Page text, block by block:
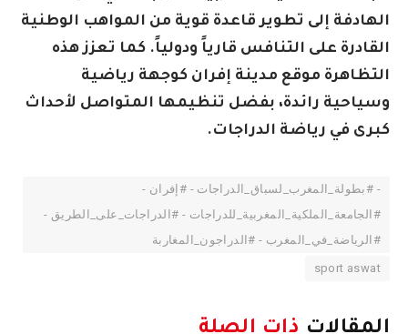
الهادفة إلى تطوير قاعدة قوية من المواهب الوطنية
القادرة على التنافس قارياً ودولياً. كما تعزز هذه
التظاهرة موقع مدينة إفران كوجهة رياضية
وسياحية رائدة، بفضل تنظيمها المتواصل لأحداث
كبرى في رياضة الدراجات.
- #بطولة_المغرب_لسباق_الدراجات - #إفران -
#الجامعة_الملكية_المغربية_للدراجات - #الدراجات_على_الطريق -
#الرياضة_في_المغرب - #الدراجون_المغاربة
sport aswat